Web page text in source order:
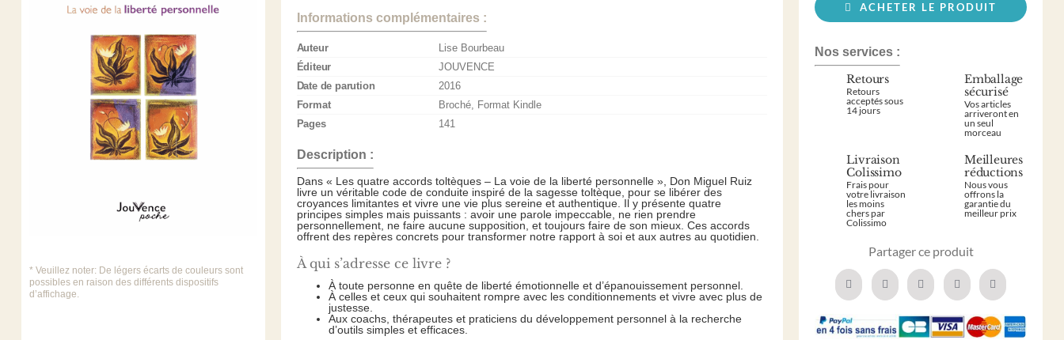
* Veuillez noter: De légers écarts de couleurs sont
possibles en raison des différents dispositifs
d’affichage.
Informations complémentaires :
Auteur
Lise Bourbeau
Éditeur
JOUVENCE
Date de parution
2016
Format
Broché, Format Kindle
Pages
141
Description :
Dans « Les quatre accords toltèques – La voie de la liberté personnelle », Don Miguel Ruiz
livre un véritable code de conduite inspiré de la sagesse toltèque, pour se libérer des
croyances limitantes et vivre une vie plus sereine et authentique. Il y présente quatre
principes simples mais puissants : avoir une parole impeccable, ne rien prendre
personnellement, ne faire aucune supposition, et toujours faire de son mieux. Ces accords
offrent des repères concrets pour transformer notre rapport à soi et aux autres au quotidien.
À qui s’adresse ce livre ?
À toute personne en quête de liberté émotionnelle et d’épanouissement personnel.
À celles et ceux qui souhaitent rompre avec les conditionnements et vivre avec plus de
justesse.
Aux coachs, thérapeutes et praticiens du développement personnel à la recherche
d’outils simples et efficaces.
ACHETER LE PRODUIT
Nos services :
Retours
Retours
acceptés sous
14 jours
Emballage
sécurisé
Vos articles
arriveront en
un seul
morceau
Livraison
Colissimo
Frais pour
votre livraison
les moins
chers par
Colissimo
Meilleures
réductions
Nous vous
offrons la
garantie du
meilleur prix
Partager ce produit